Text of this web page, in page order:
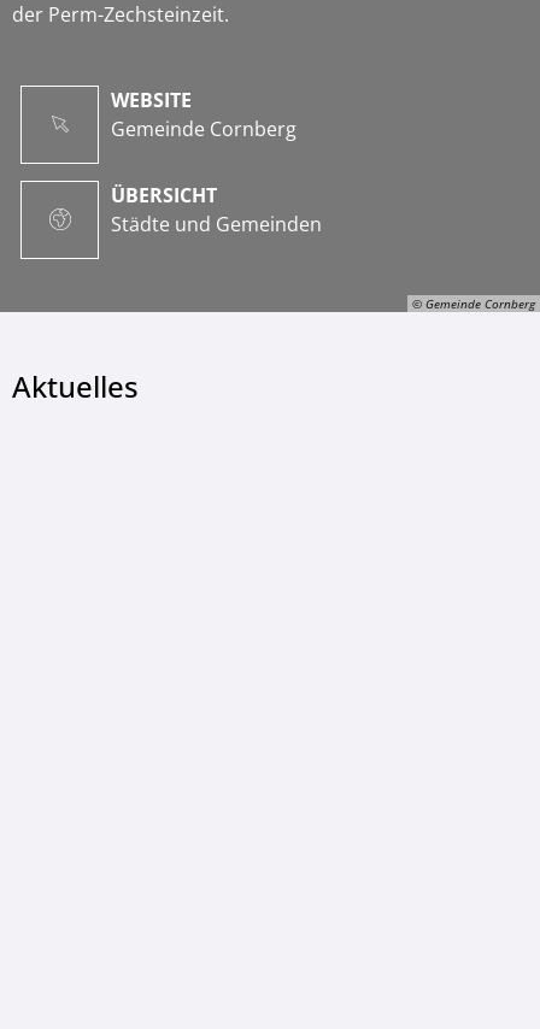
© Gemeinde Cornberg
der Perm-Zechsteinzeit.
WEBSITE
Gemeinde Cornberg
ÜBERSICHT
Städte und Gemeinden
Aktuelles